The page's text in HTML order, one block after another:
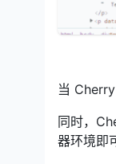
当
同时，
器环境即